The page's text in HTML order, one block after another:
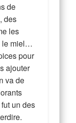
de
des
les
le miel…
pour
ajouter
va de
un des